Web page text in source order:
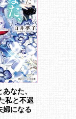
なた、
私と不遇
婦になる